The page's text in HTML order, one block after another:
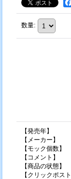
数量:
【発売年】
【メーカー】
【モック個数】
【コメント】
【商品の状態】
【クリックポス